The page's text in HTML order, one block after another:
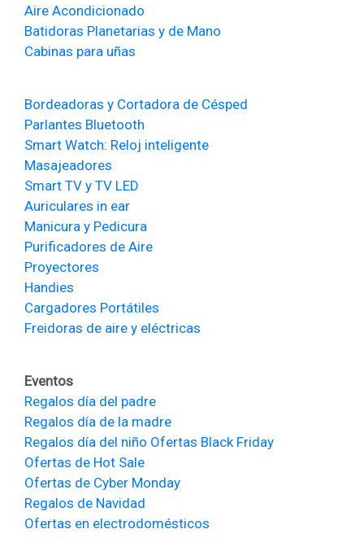
Aire Acondicionado
Batidoras Planetarias y de Mano
Cabinas para uñas
Bordeadoras y Cortadora de Césped
Parlantes Bluetooth
Smart Watch: Reloj inteligente
Masajeadores
Smart TV y TV LED
Auriculares in ear
Manicura y Pedicura
Purificadores de Aire
Proyectores
Handies
Cargadores Portátiles
Freidoras de aire y eléctricas
Eventos
Regalos día del padre
Regalos día de la madre
Regalos día del niño Ofertas Black Friday
Ofertas de Hot Sale
Ofertas de Cyber Monday
Regalos de Navidad
Ofertas en electrodomésticos